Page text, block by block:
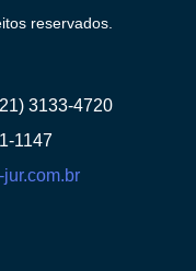
reservados.
3133-4720
1147